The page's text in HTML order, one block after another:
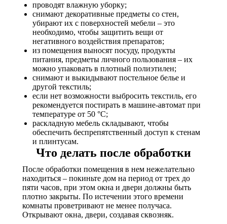
проводят влажную уборку;
снимают декоративные предметы со стен,
убирают их с поверхностей мебели – это
необходимо, чтобы защитить вещи от
негативного воздействия препаратов;
из помещения выносят посуду, продукты
питания, предметы личного пользования – их
можно упаковать в плотный полиэтилен;
снимают и выкидывают постельное белье и
другой текстиль;
если нет возможности выбросить текстиль, его
рекомендуется постирать в машине-автомат при
температуре от 50 °C;
раскладную мебель складывают, чтобы
обеспечить беспрепятственный доступ к стенам
и плинтусам.
Что делать после обработки
После обработки помещения в нем нежелательно
находиться – покиньте дом на период от трех до
пяти часов, при этом окна и двери должны быть
плотно закрыты. По истечении этого времени
комнаты проветривают не менее получаса.
Открывают окна, двери, создавая сквозняк.